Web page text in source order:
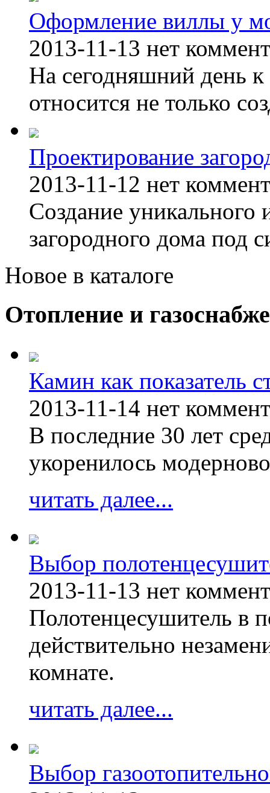
Оформление виллы у
2013-11-13 нет
На сегодняшний день к
относится не только
Проектирование
2013-11-12 нет
Создание уникального
загородного дома под
Новое в каталоге
Отопление и
Камин как показатель
2013-11-14 нет
В последние 30 лет
укоренилось
читать далее...
Выбор
2013-11-13 нет
Полотенцесушитель в
действительно
комнате.
читать далее...
Выбор